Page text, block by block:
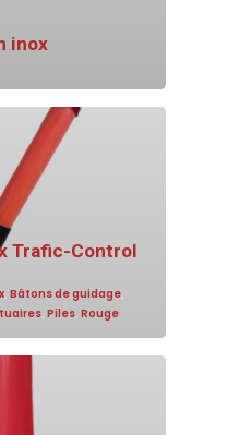
inox
Trafic-Control
, Bâtons de guidage,
, Piles, Rouge